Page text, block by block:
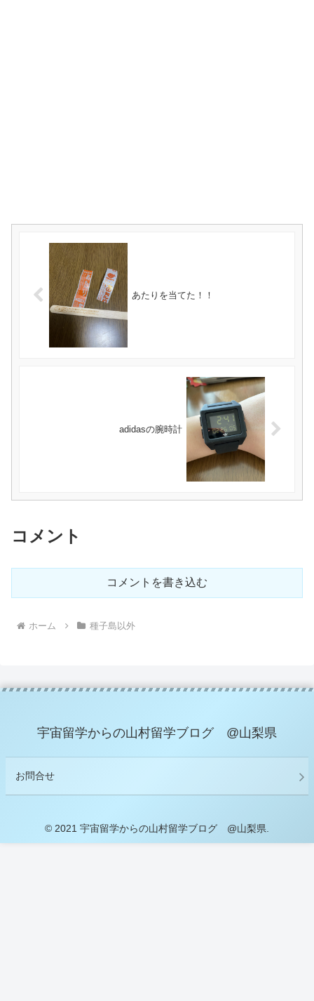
あたりを当てた！！
adidasの腕時計
コメント
コメントを書き込む
ホーム 種子島以外
宇宙留学からの山村留学ブログ @山梨県
お問合せ
© 2021 宇宙留学からの山村留学ブログ @山梨県.